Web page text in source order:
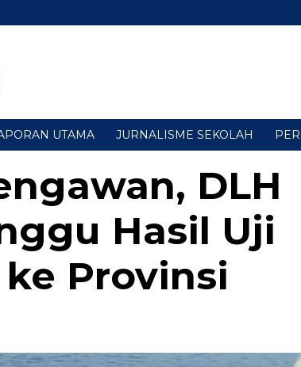
UTAMA JURNALISME SEKOLAH
DLH
Hasil Uji
Provinsi